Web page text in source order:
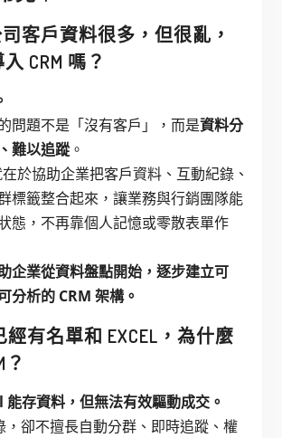
司客戶資料很多，但很亂，
CRM 嗎？
問題不是「沒有客戶」，而是資料分
難以追蹤。
於協助企業把客戶資料、互動紀錄、
標籤整合起來，讓業務與行銷團隊能
態，不再靠個人記憶或零散表單作
企業從資料盤點開始，逐步建立可
分析的 CRM 架構。
經有名單和 EXCEL，為什麼
能存資料，但無法有效驅動成交。
，卻不擅長自動分群、即時追蹤、權